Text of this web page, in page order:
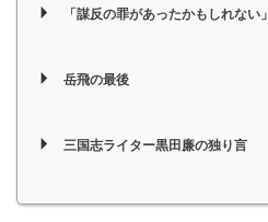
「謀反の罪があったかもしれない」
岳飛の最後
三国志ライター黒田廉の独り言